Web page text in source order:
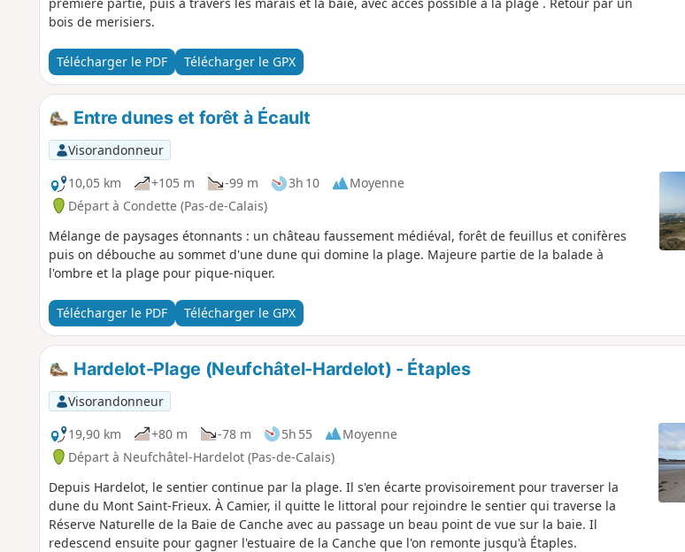
bois de merisiers.
Télécharger le PDF Télécharger le GPX
Entre dunes et forêt à Écault
Visorandonneur
10,05 km
+105 m -99 m 3h 10
Moyenne
Départ à Condette (Pas-de-Calais)
Mélange de paysages étonnants : un château faussement médiéval, forêt de feuillus et conifères
puis on débouche au sommet d'une dune qui domine la plage. Majeure partie de la balade à
l'ombre et la plage pour pique-niquer.
Télécharger le PDF Télécharger le GPX
Hardelot-Plage (Neufchâtel-Hardelot) - Étaples
Visorandonneur
19,90 km
+80 m -78 m 5h 55
Moyenne
Départ à Neufchâtel-Hardelot (Pas-de-Calais)
Depuis Hardelot, le sentier continue par la plage. Il s'en écarte provisoirement pour traverser la
dune du Mont Saint-Frieux. À Camier, il quitte le littoral pour rejoindre le sentier qui traverse la
Réserve Naturelle de la Baie de Canche avec au passage un beau point de vue sur la baie. Il
redescend ensuite pour gagner l'estuaire de la Canche que l'on remonte jusqu'à Étaples.